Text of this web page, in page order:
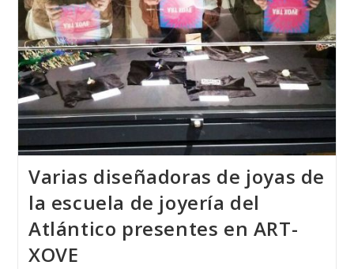
Varias diseñadoras de joyas de
la escuela de joyería del
Atlántico presentes en ART-
XOVE